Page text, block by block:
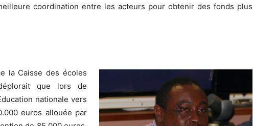
coordination entre les acteurs pour obtenir des fonds plus
la Caisse des écoles
que lors de
nationale vers
euros allouée par